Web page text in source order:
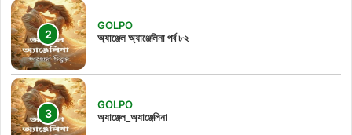
GOLPO
অ্যাঞ্জেল অ্যাঞ্জেলিনা পর্ব ৮২
GOLPO
অ্যাঞ্জেল_অ্যাঞ্জেলিনা